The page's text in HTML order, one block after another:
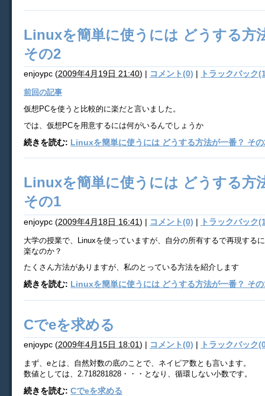
Linuxを簡単に使うには どうする方
その2
enjoypc (2009年4月19日 21:40) | コメント(0) | トラックバック
前回の記事
仮想PCを使うと比較的に楽だと言いました。
では、仮想PCを用意するには何がいるんでしょうか
続きを読む: Linuxを簡単に使うには どうする方法が一番？ そ
Linuxを簡単に使うには どうする方
その1
enjoypc (2009年4月18日 16:41) | コメント(0) | トラックバック
大学の授業で、Linuxを使っていますが、自分の所有するで再現する
楽なのか？
たくさん方法がありますが、私のとっている方法を紹介します
続きを読む: Linuxを簡単に使うには どうする方法が一番？ そ
Cでeを求める
enjoypc (2009年4月15日 18:01) | コメント(0) | トラックバック
まず、eとは、自然対数の底のことで、ネイピア数とも言います。
数値としては、2.718281828・・・となり、循環しない小数です。
続きを読む: Cでeを求める